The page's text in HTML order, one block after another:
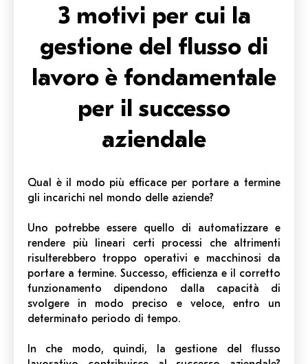
3 motivi per cui la
gestione del flusso di
lavoro è fondamentale
per il successo
aziendale
Qual è il modo più efficace per portare a termine
gli incarichi nel mondo delle aziende?
Uno potrebbe essere quello di automatizzare e
rendere più lineari certi processi che altrimenti
risulterebbero troppo operativi e macchinosi da
portare a termine. Successo, efficienza e il corretto
funzionamento dipendono dalla capacità di
svolgere in modo preciso e veloce, entro un
determinato periodo di tempo.
In che modo, quindi, la gestione del flusso